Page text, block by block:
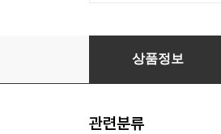
『퇴근 후 부업으로
상품정보
관련분류